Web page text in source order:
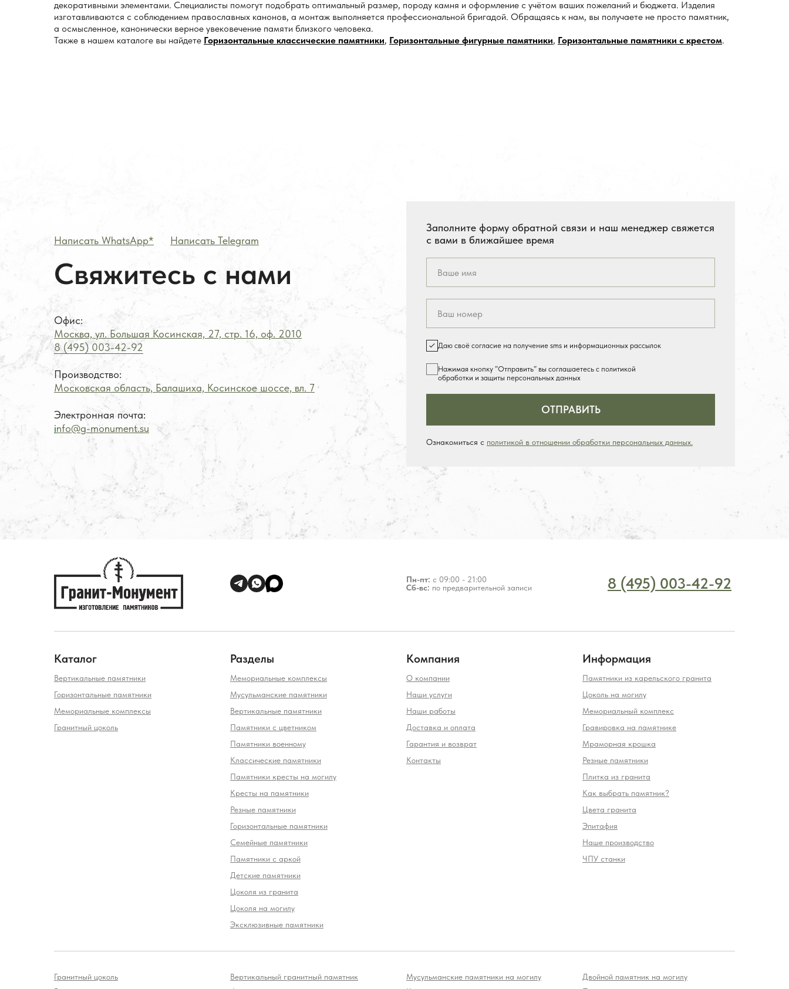
декоративными элементами. Специалисты помогут подобрать оптимальный размер, породу камня и оформление с учётом ваших пожеланий и бюджета. Изделия
изготавливаются с соблюдением православных канонов, а монтаж выполняется профессиональной бригадой. Обращаясь к нам, вы получаете не просто памятник,
а осмысленное, канонически верное увековечение памяти близкого человека.
Также в нашем каталоге вы найдете Горизонтальные классические памятники, Горизонтальные фигурные памятники, Горизонтальные памятники с крестом.
Написать WhatsApp* Написать Telegram
Свяжитесь с нами
Офис:
Москва, ул. Большая Косинская, 27, стр. 16, оф. 2010
8 (495) 003-42-92
Производство:
Московская область, Балашиха, Косинское шоссе, вл. 7
Электронная почта:
info@g-monument.su
Заполните форму обратной связи и наш менеджер свяжется
с вами в ближайшее время
Даю своё согласие на получение sms и информационных рассылок
Нажимая кнопку ”Отправить” вы соглашаетесь с политикой
обработки и защиты персональных данных
ОТПРАВИТЬ
Ознакомиться с политикой в отношении обработки персональных данных.
Пн-пт: с 09:00 - 21:00
Сб-вс: по предварительной записи 8 (495) 003-42-92
Каталог
Вертикальные памятники
Горизонтальные памятники
Мемориальные комплексы
Гранитный цоколь
Разделы
Мемориальные комплексы
Мусульманские памятники
Вертикальные памятники
Памятники с цветником
Памятники военному
Классические памятники
Памятники кресты на могилу
Кресты на памятники
Резные памятники
Горизонтальные памятники
Семейные памятники
Памятники с аркой
Детские памятники
Цоколя из гранита
Цоколя на могилу
Эксклюзивные памятники
Компания
О компании
Наши услуги
Наши работы
Доставка и оплата
Гарантия и возврат
Контакты
Информация
Памятники из карельского гранита
Цоколь на могилу
Мемориальный комплекс
Гравировка на памятнике
Мраморная крошка
Резные памятники
Плитка из гранита
Как выбрать памятник?
Цвета гранита
Эпитафия
Наше производство
ЧПУ станки
Гранитный цоколь
Вертикальный гранитный памятник
Мусульманские памятники на могилу
Двойной памятник на могилу